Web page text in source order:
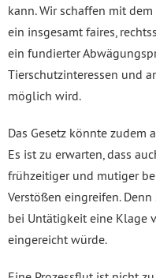
kann. Wir schaffen mit
ein insgesamt faires,
ein fundierter
Tierschutzinteressen und
möglich wird.
Das Gesetz könnte
Es ist zu erwarten, dass
frühzeitiger und mutiger
Verstößen eingreifen.
bei Untätigkeit eine Klage
eingereicht würde.